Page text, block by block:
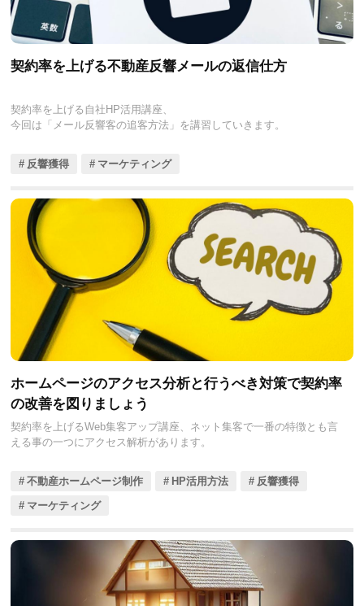
契約率を上げる不動産反響メールの返信仕方
契約率を上げる自社HP活用講座、
今回は「メール反響客の追客方法」を講習していきます。
反響獲得 マーケティング
ホームページのアクセス分析と行うべき対策で契約率
の改善を図りましょう
契約率を上げるWeb集客アップ講座、ネット集客で一番の特徴とも言
える事の一つにアクセス解析があります。
不動産ホームページ制作 HP活用方法
反響獲得
マーケティング